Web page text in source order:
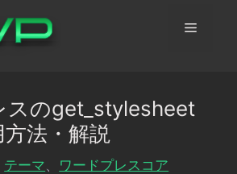
メ
スのget_stylesheet
法・解説
テーマ ワードプレスコア